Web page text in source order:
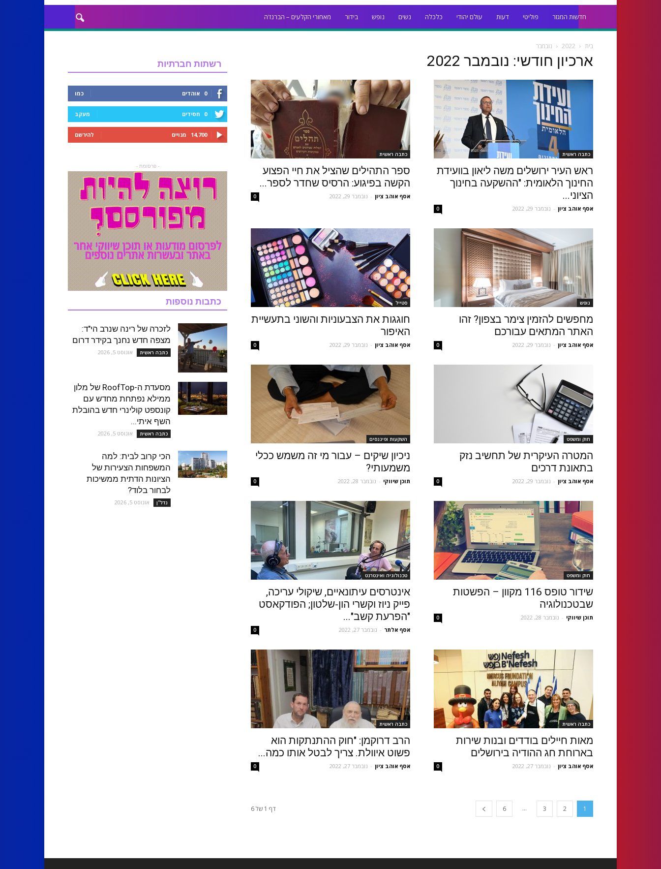
חדשות המגזר פוליטי דעות עולם יהודי כלכלה נשים נופש בידור מאחורי הקלעים – הברנז'ה
בית 2022 נובמבר
ארכיון חודשי: נובמבר 2022
כתבה ראשית
ראש העיר ירושלים משה ליאון בוועידת
החינוך הלאומית: "ההשקעה בחינוך
הציוני...
אסף אוהב ציון - נובמבר 29, 2022 0
כתבה ראשית
ספר התהילים שהציל את חיי הפצוע
הקשה בפיגוע: הרסיס שחדר לספר...
אסף אוהב ציון - נובמבר 29, 2022 0
נופש
מחפשים להזמין צימר בצפון? זהו
האתר המתאים עבורכם
אסף אוהב ציון - נובמבר 29, 2022 0
סטייל
חוגגות את הצבעוניות והשוני בתעשיית
האיפור
אסף אוהב ציון - נובמבר 29, 2022 0
חוק ומשפט
המטרה העיקרית של תחשיב נזק
בתאונת דרכים
אסף אוהב ציון - נובמבר 29, 2022 0
השקעות ופיננסים
ניכיון שיקים – עבור מי זה משמש ככלי
משמעותי?
תוכן שיווקי - נובמבר 28, 2022 0
חוק ומשפט
שידור טופס 116 מקוון – הפשטות
שבטכנולוגיה
תוכן שיווקי - נובמבר 28, 2022 0
טכנולוגיה ואינטרנט
אינטרסים עיתונאיים, שיקולי עריכה,
פייק ניוז וקשרי הון-שלטון; הפודקאסט
"הפרעת קשב"...
אסף אלתר - נובמבר 27, 2022 0
כתבה ראשית
מאות חיילים בודדים ובנות שירות
בארוחת חג ההודיה בירושלים
אסף אוהב ציון - נובמבר 27, 2022 0
כתבה ראשית
הרב דרוקמן: "חוק ההתנתקות הוא
פשוט איוולת. צריך לבטל אותו כמה...
אסף אוהב ציון - נובמבר 27, 2022 0
1
2
3
...
6 דף 1 של 6
רשתות חברתיות
0 אוהדים כמו
0 חסידים מעקב
14,700 מנויים להירשם
- פרסומת -
כתבות נוספות
לזכרה של רינה שנרב הי"ד:
מצפה חדש נחנך בקידר דרום
כתבה ראשית אוגוסט 5, 2026
מסעדת ה-RoofTop של מלון
ממילא נפתחת מחדש עם
קונספט קולינרי חדש בהובלת
השף איתי...
כתבה ראשית אוגוסט 5, 2026
הכי קרוב לבית: למה
המשפחות הצעירות של
הציונות הדתית ממשיכות
לבחור בלוד?
נדל''ן אוגוסט 5, 2026